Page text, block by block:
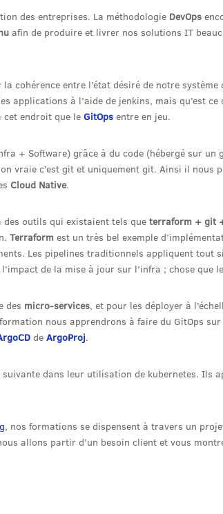
des entreprises. La méthodologie DevOps
afin de produire et livrer nos solutions IT
cohérence entre l’état désiré de notre système
applications à l’aide de jenkins, mais qu’est
cet endroit que le GitOps entre en jeu.
+ Software) grâce à du code (hébergé sur un
vraie c’est git et uniquement git. Ainsi il nous
Cloud Native.
des outils qui existaient tels que terraform + git
Terraform est un très bel exemple
Les pipelines traditionnels appliquent tout
de la mise à jour sur l’infra ; chose que le
des micro-services, et pour les déployer à
nous apprendrons à faire du GitOps
de ArgoProj.
dans leur utilisation de kubernetes. Ils
, nos formations se dispensent à travers un
allons partir d’un besoin client et vous